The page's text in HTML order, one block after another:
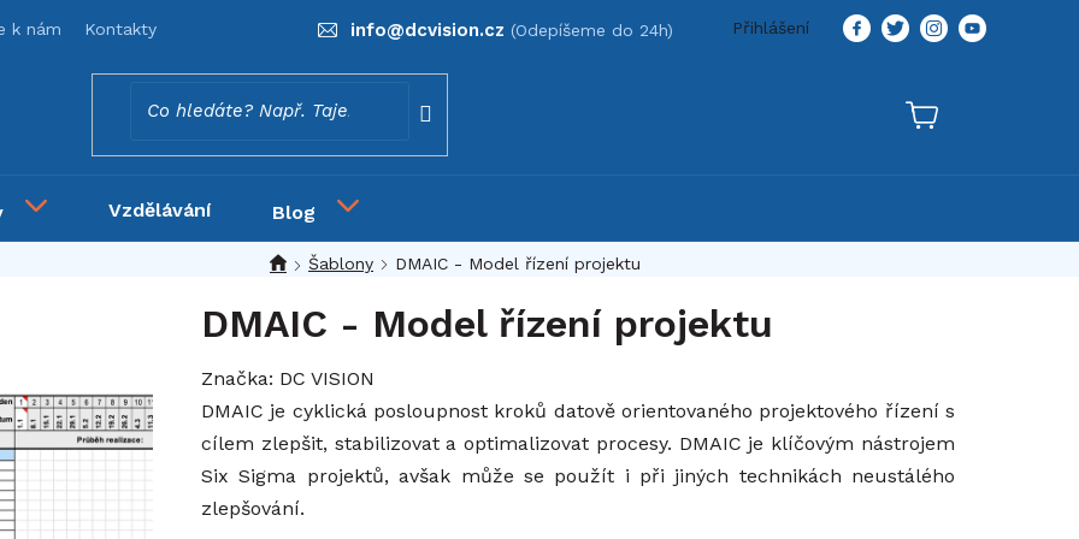
k nám Kontakty Přihlášení
info@dcvision.cz
Vzdělávání Blog
Šablony DMAIC - Model řízení projektu
DMAIC - Model řízení projektu
Značka: DC VISION
DMAIC je cyklická posloupnost kroků datově orientovaného projektového řízení s
cílem zlepšit, stabilizovat a optimalizovat procesy. DMAIC je klíčovým nástrojem
Six Sigma projektů, avšak může se použít i při jiných technikách neustálého
zlepšování.